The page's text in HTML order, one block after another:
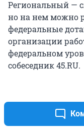
Региональный —
но на нем можно
федеральные
организации
федеральном
собеседник 45.RU.
По мнению
управленческих